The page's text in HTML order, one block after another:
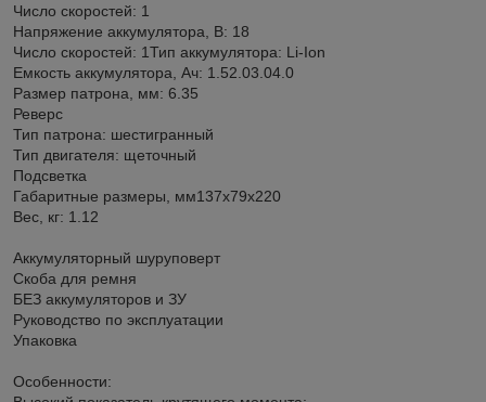
Число скоростей: 1
Напряжение аккумулятора, В: 18
Число скоростей: 1Тип аккумулятора: Li-Ion
Емкость аккумулятора, Ач: 1.52.03.04.0
Размер патрона, мм: 6.35
Реверс
Тип патрона: шестигранный
Тип двигателя: щеточный
Подсветка
Габаритные размеры, мм137х79х220
Вес, кг: 1.12
Аккумуляторный шуруповерт
Скоба для ремня
БЕЗ аккумуляторов и ЗУ
Руководство по эксплуатации
Упаковка
Особенности: